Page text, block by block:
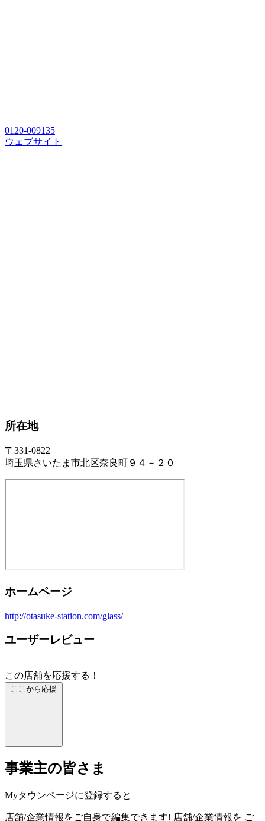
0120-009135
ウェブサイト
所在地
〒331-0822
埼玉県さいたま市北区奈良町９４－２０
ホームページ
http://otasuke-station.com/glass/
ユーザーレビュー
この店舗を応援する！
ここから応援
事業主の皆さま
Myタウンページに登録すると
店舗/企業情報をご自身で編集できます! 店舗/企業情報を ご